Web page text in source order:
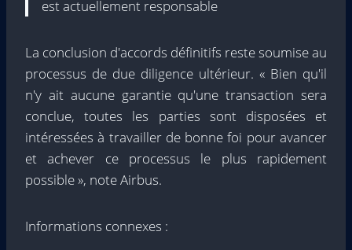
est actuellement responsable
La conclusion d'accords définitifs reste soumise au
processus de due diligence ultérieur. « Bien qu'il
n'y ait aucune garantie qu'une transaction sera
conclue, toutes les parties sont disposées et
intéressées à travailler de bonne foi pour avancer
et achever ce processus le plus rapidement
possible », note Airbus.
Informations connexes :